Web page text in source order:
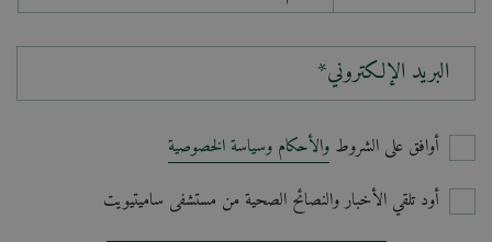
البريد الإلكتروني*
أوافق على الشروط والأحكام وسياسة الخصوصية
أود تلقي الأخبار والنصائح الصحية من مستشفى ساميتيويت